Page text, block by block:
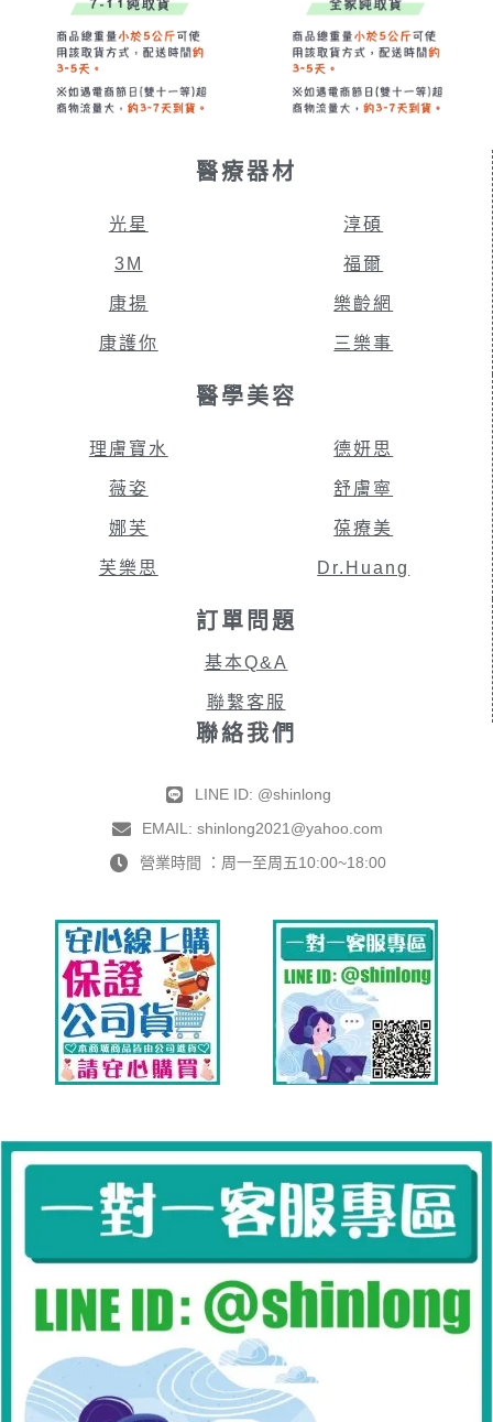
醫療器材
光星
3M
康揚
康護你
淳碩
福爾
樂齡網
三樂事
醫學美容
理膚寶水
薇姿
娜芙
芙樂思
德妍思
舒膚寧
葆療美
Dr.Huang
訂單問題
基本Q&A
聯繫客服
聯絡我們
LINE ID: @shinlong
EMAIL: shinlong2021@yahoo.com
營業時間 ：周一至周五10:00~18:00